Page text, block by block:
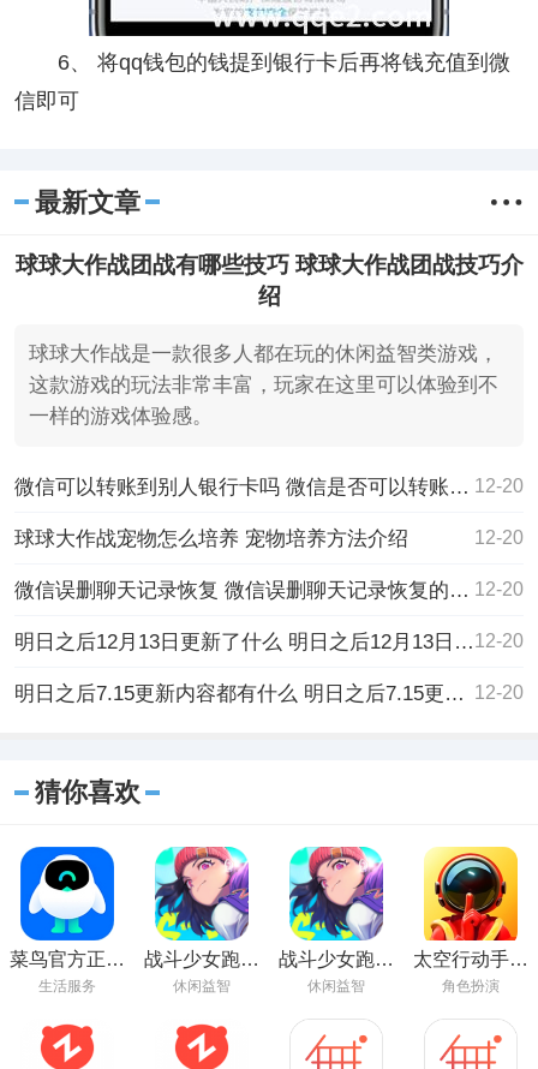
6、 将qq钱包的钱提到银行卡后再将钱充值到微
信即可
最新文章
球球大作战团战有哪些技巧 球球大作战团战技巧介
绍
球球大作战是一款很多人都在玩的休闲益智类游戏，
这款游戏的玩法非常丰富，玩家在这里可以体验到不
一样的游戏体验感。
微信可以转账到别人银行卡吗 微信是否可以转账到别人银行卡 12-20
球球大作战宠物怎么培养 宠物培养方法介绍 12-20
微信误删聊天记录恢复 微信误删聊天记录恢复的方法 12-20
明日之后12月13日更新了什么 明日之后12月13日更新最新的内容介绍12-20
明日之后7.15更新内容都有什么 明日之后7.15更新内容的详细介绍 12-20
猜你喜欢
菜鸟官方正版
下载
生活服务
战斗少女跑酷
安卓2023最新
休闲益智
战斗少女跑酷
正版下载安装
休闲益智
太空行动手游
官方最新版下
角色扮演